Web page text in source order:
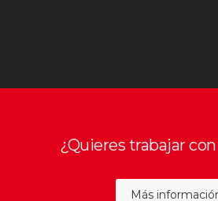
¿Quieres trabajar
Más